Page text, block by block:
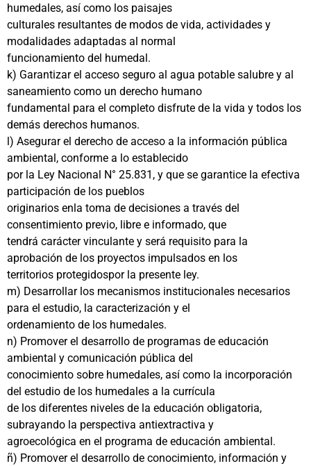
humedales, así como los paisajes
culturales resultantes de modos de vida, actividades y
modalidades adaptadas al normal
funcionamiento del humedal.
k) Garantizar el acceso seguro al agua potable salubre y al
saneamiento como un derecho humano
fundamental para el completo disfrute de la vida y todos los
demás derechos humanos.
l) Asegurar el derecho de acceso a la información pública
ambiental, conforme a lo establecido
por la Ley Nacional N° 25.831, y que se garantice la efectiva
participación de los pueblos
originarios enla toma de decisiones a través del
consentimiento previo, libre e informado, que
tendrá carácter vinculante y será requisito para la
aprobación de los proyectos impulsados en los
territorios protegidospor la presente ley.
m) Desarrollar los mecanismos institucionales necesarios
para el estudio, la caracterización y el
ordenamiento de los humedales.
n) Promover el desarrollo de programas de educación
ambiental y comunicación pública del
conocimiento sobre humedales, así como la incorporación
del estudio de los humedales a la currícula
de los diferentes niveles de la educación obligatoria,
subrayando la perspectiva antiextractiva y
agroecológica en el programa de educación ambiental.
ñ) Promover el desarrollo de conocimiento, información y